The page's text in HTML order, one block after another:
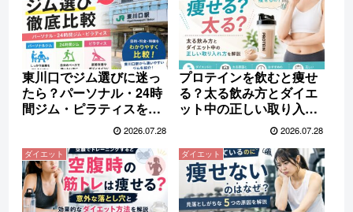
東川口でジム選びに迷っ
たら？パーソナル・24時
間ジム・ピラティスを徹
底比較【2026年版】2026.07.28
プロテインを飲むと痩せ
る？太る飲み方とダイエ
ット中の正しい取り入れ
2026.07.28
ダイエット ダイエット